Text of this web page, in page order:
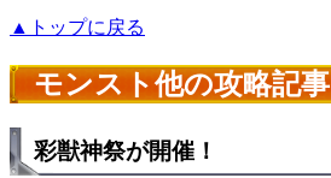
▲トップに戻る
モンスト他の攻略記事
彩獣神祭が開催！